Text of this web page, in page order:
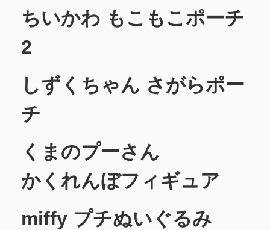
ちいかわ もこもこポーチ
2
しずくちゃん さがらポー
チ
くまのプーさん
かくれんぼフィギュア
miffy プチぬいぐるみ